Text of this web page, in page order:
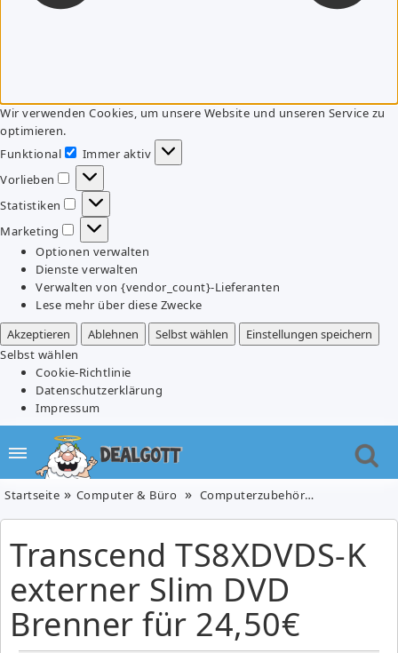
Wir verwenden Cookies, um unsere Website und unseren Service zu
optimieren.
Funktional
Funktional
Immer aktiv
Vorlieben
Vorlieben
Statistiken
Statistiken
Marketing
Marketing
Optionen verwalten
Dienste verwalten
Verwalten von {vendor_count}-Lieferanten
Lese mehr über diese Zwecke
Akzeptieren
Ablehnen Selbst wählen
Einstellungen speichern
Selbst wählen
Cookie-Richtlinie
Datenschutzerklärung
Impressum
Startseite Computer & Büro Computerzubehör
Transcend TS8XDVDS-K
externer Slim DVD
Brenner für 24,50€